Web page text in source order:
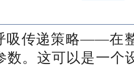
吸传递策略——在
数。这可以是一个